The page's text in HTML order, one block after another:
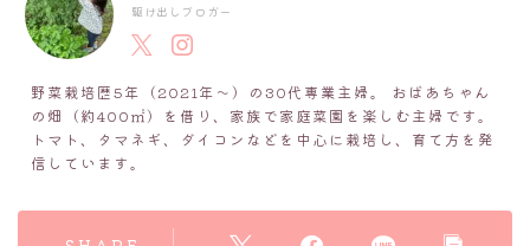
駆け出しブロガー
野菜栽培歴5年（2021年～）の30代専業主婦。 おばあちゃん
の畑（約400㎡）を借り、家族で家庭菜園を楽しむ主婦です。
トマト、タマネギ、ダイコンなどを中心に栽培し、育て方を発
信しています。